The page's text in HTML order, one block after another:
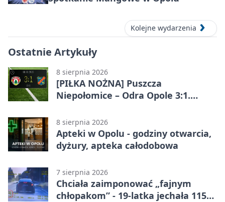
Kolejne wydarzenia
Ostatnie Artykuły
8 sierpnia 2026
[PIŁKA NOŻNA] Puszcza
Niepołomice – Odra Opole 3:1.
ligi
8 sierpnia 2026
Apteki w Opolu - godziny otwarcia,
dyżury, apteka całodobowa
7 sierpnia 2026
Chciała zaimponować „fajnym
chłopakom” - 19-latka jechała 115